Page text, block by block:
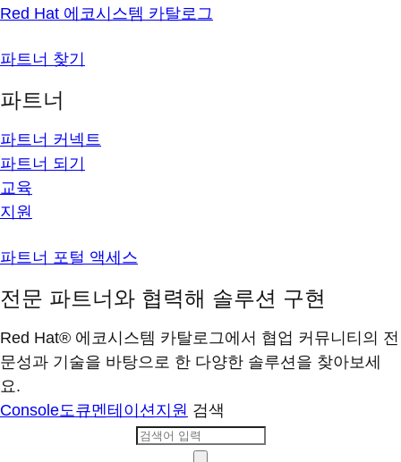
Red Hat 에코시스템 카탈로그
파트너 찾기
파트너
파트너 커넥트
파트너 되기
교육
지원
파트너 포털 액세스
전문 파트너와 협력해 솔루션 구현
Red Hat® 에코시스템 카탈로그에서 협업 커뮤니티의 전
문성과 기술을 바탕으로 한 다양한 솔루션을 찾아보세
요.
Console도큐멘테이션지원 검색